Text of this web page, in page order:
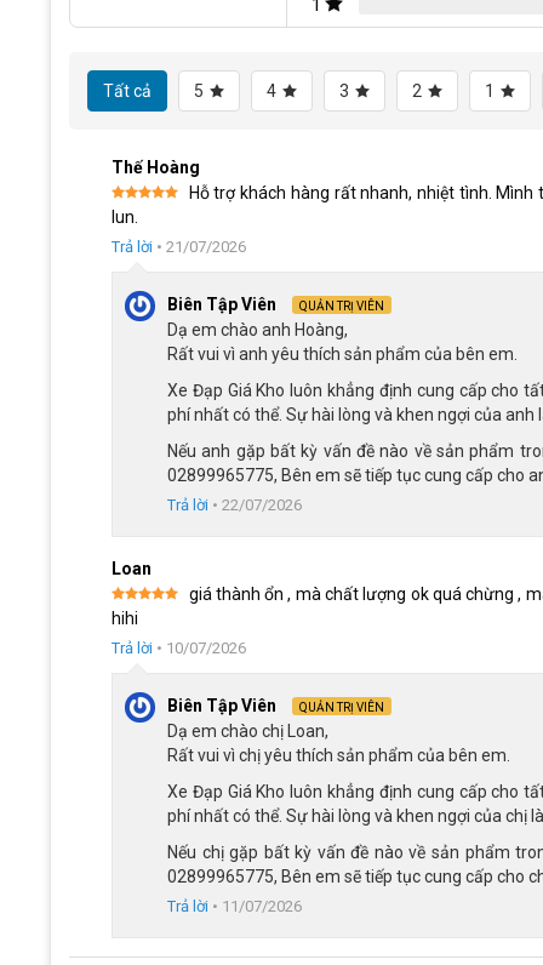
Thiết kế khung hợp kim thép, có bánh phụ
Điểm nổi bật của Xe đạp trẻ em Qitong Anna 12 inch
cao, giúp xe vận hành ổn định và chịu được những va
là trang bị quan trọng đối với trẻ mới bắt đầu làm quen với
Bên cạnh đó, yên xe bọc da mềm mại mang lại cảm
phù hợp với sự phát triển chiều cao của bé trong thời gian
Khung hợp kim thép chắc chắn
1
Tất cả 5 4 3 2 1
Thế Hoàng
Được xếp
hạng
sao
Hỗ trợ khách hàng rất nhanh, nhiệt tình.
lun.
Trả lời • 21/07/2026
Biên Tập Viên QUẢN TRỊ VIÊN
Dạ em chào anh Hoàng,
Rất vui vì anh yêu thích sản phẩm của bên em.
Xe Đạp Giá Kho luôn khẳng định cung cấp cho
phí nhất có thể. Sự hài lòng và khen ngợi của
Nếu anh gặp bất kỳ vấn đề nào về sản phẩm
02899965775, Bên em sẽ tiếp tục cung cấp cho
Trả lời • 22/07/2026
Loan
Được xếp
hạng
sao
giá thành ổn , mà chất lượng ok quá chừng ,
hihi
Trả lời • 10/07/2026
Biên Tập Viên QUẢN TRỊ VIÊN
Dạ em chào chị Loan,
Rất vui vì chị yêu thích sản phẩm của bên em.
Xe Đạp Giá Kho luôn khẳng định cung cấp cho
phí nhất có thể. Sự hài lòng và khen ngợi của chị
Nếu chị gặp bất kỳ vấn đề nào về sản phẩm
02899965775, Bên em sẽ tiếp tục cung cấp cho
Trả lời • 11/07/2026